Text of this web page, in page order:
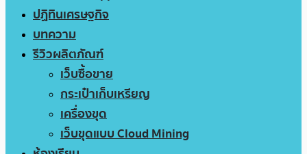
ปฏิทินเศรษฐกิจ
บทความ
รีวิวผลิตภัณฑ์
เว็บซื้อขาย
กระเป๋าเก็บเหรียญ
เครื่องขุด
เว็บขุดแบบ Cloud Mining